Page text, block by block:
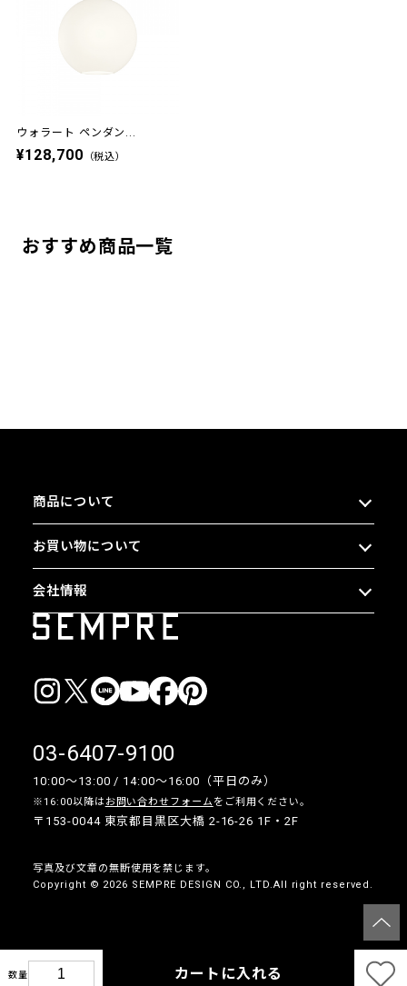
数量 カートに入れる
ウォラート ペンダン...
¥128,700 （税込）
おすすめ商品一覧
商品について
お買い物について
会社情報
03-6407-9100
10:00〜13:00 / 14:00〜16:00（平日のみ）
※16:00以降は お問い合わせフォーム をご利用ください。
〒153-0044 東京都目黒区大橋 2-16-26 1F・2F
写真及び文章の無断使用を禁じます。
Copyright © 2026 SEMPRE DESIGN CO., LTD.All right reserved.